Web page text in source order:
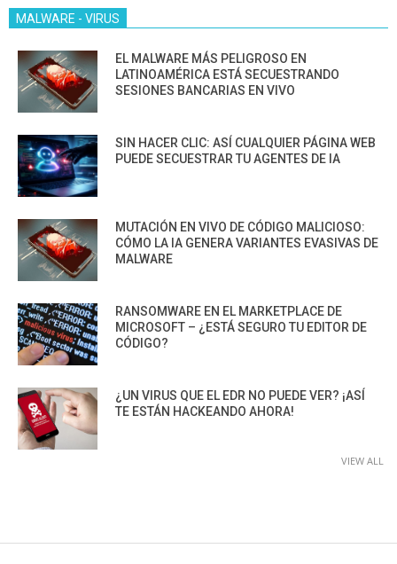
MALWARE - VIRUS
EL MALWARE MÁS PELIGROSO EN
LATINOAMÉRICA ESTÁ SECUESTRANDO
SESIONES BANCARIAS EN VIVO
SIN HACER CLIC: ASÍ CUALQUIER PÁGINA WEB
PUEDE SECUESTRAR TU AGENTES DE IA
MUTACIÓN EN VIVO DE CÓDIGO MALICIOSO:
CÓMO LA IA GENERA VARIANTES EVASIVAS DE
MALWARE
RANSOMWARE EN EL MARKETPLACE DE
MICROSOFT – ¿ESTÁ SEGURO TU EDITOR DE
CÓDIGO?
¿UN VIRUS QUE EL EDR NO PUEDE VER? ¡ASÍ
TE ESTÁN HACKEANDO AHORA!
VIEW ALL